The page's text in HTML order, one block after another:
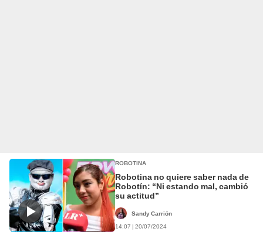
ROBOTINA
Robotina no quiere saber nada de
Robotín: “Ni estando mal, cambió
su actitud”
Sandy Carrión
14:07 | 20/07/2024